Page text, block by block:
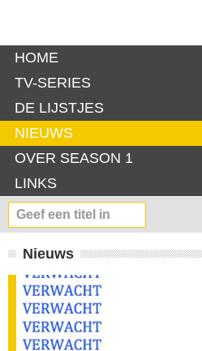
HOME
TV-SERIES
DE LIJSTJES
NIEUWS
OVER SEASON 1
LINKS
Nieuws